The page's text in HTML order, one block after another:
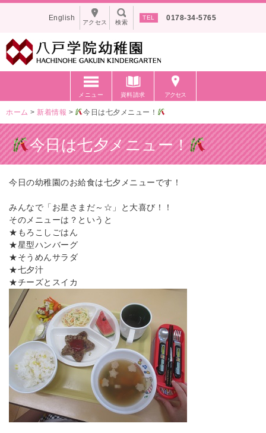
0178-34-5765
検索
English
アクセス
メニュー 資料請求 アクセス
ホーム > 新着情報 > 今日は七夕メニュー！
今日は七夕メニュー！
今日の幼稚園のお給食は七夕メニューです！
みんなで「お星さまだ～☆」と大喜び！！
そのメニューは？というと
★もろこしごはん
★星型ハンバーグ
★そうめんサラダ
★七夕汁
★チーズとスイカ